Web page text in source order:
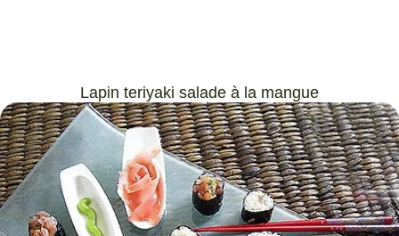
Lapin teriyaki salade à la mangue